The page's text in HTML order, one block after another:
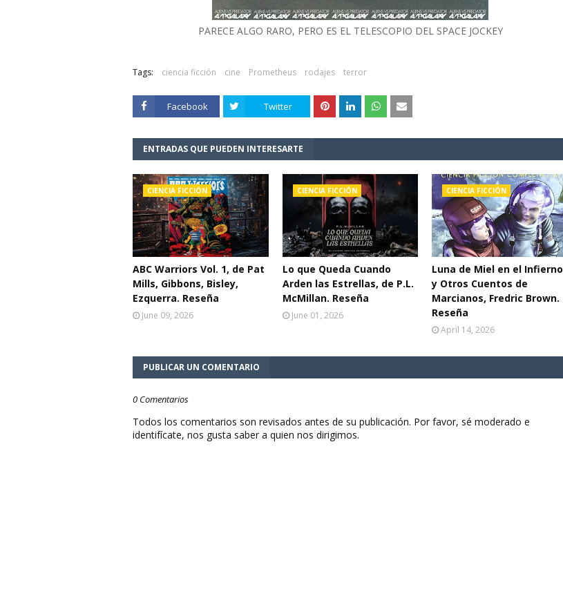
PARECE ALGO RARO, PERO ES EL TELESCOPIO DEL SPACE JOCKEY
Tags: ciencia ficción cine Prometheus rodajes terror
Facebook Twitter
ENTRADAS QUE PUEDEN INTERESARTE
CIENCIA FICCIÓN
ABC Warriors Vol. 1, de Pat
Mills, Gibbons, Bisley,
Ezquerra. Reseña
June 09, 2026
CIENCIA FICCIÓN
Lo que Queda Cuando
Arden las Estrellas, de P.L.
McMillan. Reseña
June 01, 2026
CIENCIA FICCIÓN
Luna de Miel en el Infierno
y Otros Cuentos de
Marcianos, Fredric Brown.
Reseña
April 14, 2026
PUBLICAR UN COMENTARIO
0 Comentarios
Todos los comentarios son revisados antes de su publicación. Por favor, sé moderado e
identifícate, nos gusta saber a quien nos dirigimos.